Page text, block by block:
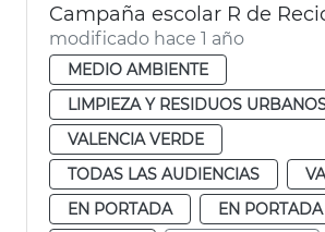
Campaña escolar R de
modificado hace 1 año
MEDIO AMBIENTE
LIMPIEZA Y RESIDUOS
VALENCIA VERDE
TODAS LAS AUDIENCIAS
EN PORTADA
EN